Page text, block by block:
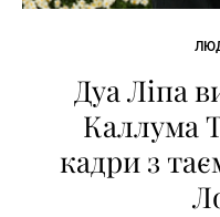
Дуа Ліпа
Каллума
кадри з